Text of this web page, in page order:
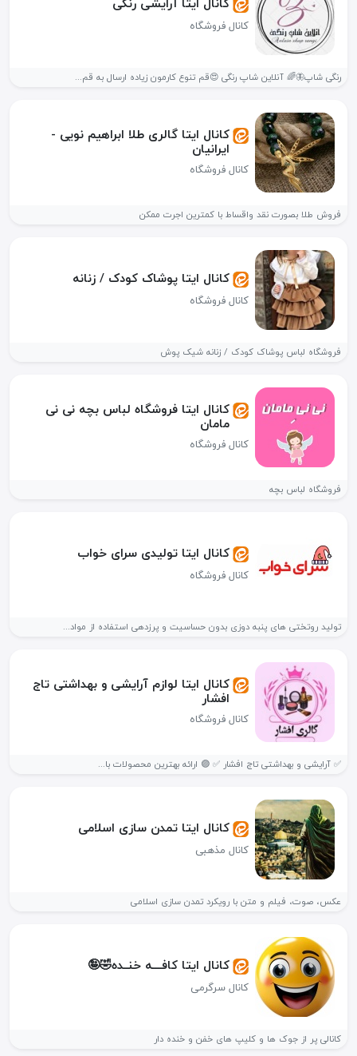
کانال ایتا آرایشی رنگی
کانال فروشگاه
رنگی شاپ🦋🌈 آنلاین شاپ رنگی 😍قم تنوع کارمون زیاده ارسال به قم...
کانال ایتا گالری طلا ابراهیم نویی -
ایرانیان
کانال فروشگاه
فروش طلا بصورت نقد واقساط با کمترین اجرت ممکن
کانال ایتا پوشاک کودک / زنانه
کانال فروشگاه
فروشگاه لباس پوشاک کودک / زنانه شیک پوش
کانال ایتا فروشگاه لباس بچه نی نی
مامان
کانال فروشگاه
فروشگاه لباس بچه
کانال ایتا تولیدی سرای خواب
کانال فروشگاه
تولید روتختی های پنبه دوزی بدون حساسیت و پرزدهی استفاده از مواد...
کانال ایتا لوازم آرایشی و بهداشتی تاج
افشار
کانال فروشگاه
✅ آرایشی و بهداشتی تاج افشار ✅ 🟣 ارائه بهترین محصولات با...
کانال ایتا تمدن سازی اسلامی
کانال مذهبی
عکس، صوت، فیلم و متن با رویکرد تمدن سازی اسلامی
کانال ایتا کافــــه خنــده🤣🤪
کانال سرگرمی
کانالی پر از جوک ها و کلیپ های خفن و خنده دار